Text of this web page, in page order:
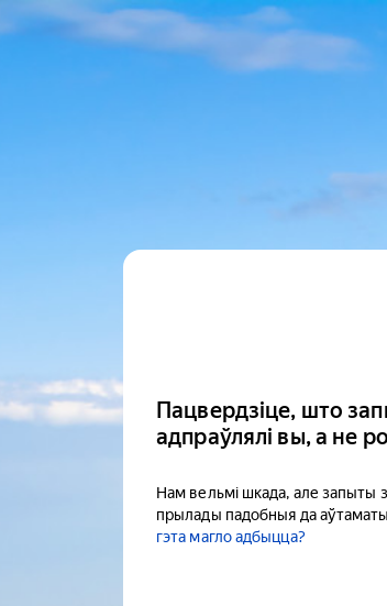
Пацвердзіце, што
адпраўлялі вы, а не
Нам вельмі шкада, але запыты
прылады падобныя да
гэта магло адбыцца?